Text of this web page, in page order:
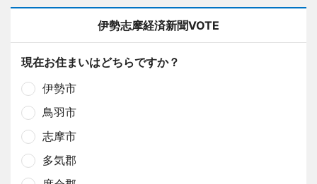
伊勢志摩経済新聞VOTE
現在お住まいはどちらですか？
伊勢市
鳥羽市
志摩市
多気郡